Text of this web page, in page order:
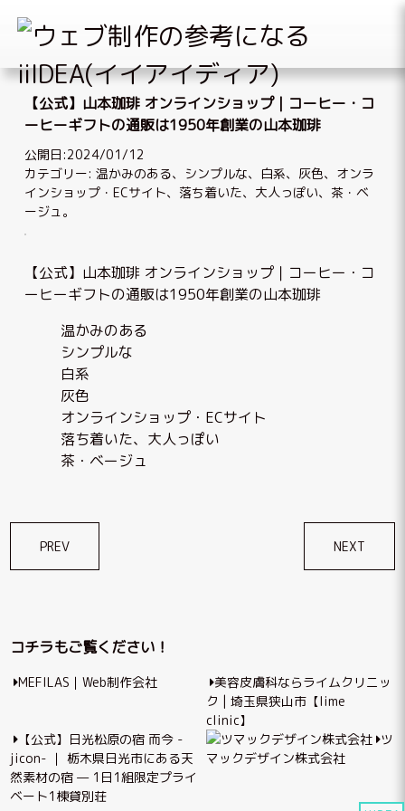
Skip
content
【公式】山本珈琲 オンラインショップ｜コーヒー・コ
ーヒーギフトの通販は1950年創業の山本珈琲
公開日:2024/01/12
カテゴリー:温かみのある、 シンプルな、 白系、 灰色、 オンラ
インショップ・ECサイト、 落ち着いた、大人っぽい、 茶・ベ
ージュ。
【公式】山本珈琲 オンラインショップ｜コーヒー・コ
ーヒーギフトの通販は1950年創業の山本珈琲
温かみのある
シンプルな
白系
灰色
オンラインショップ・ECサイト
落ち着いた、大人っぽい
茶・ベージュ
稿
ゲ
ー
ョ
ン
PREV NEXT
コチラもご覧ください！
MEFILAS｜Web制作会社
美容皮膚科ならライムクリニッ
ク | 埼玉県狭山市【lime
clinic】
【公式】日光松原の宿 而今 -
jicon- ｜ 栃木県日光市にある天
然素材の宿 — 1日1組限定プライ
ベート1棟貸別荘
ツ
マックデザイン株式会社